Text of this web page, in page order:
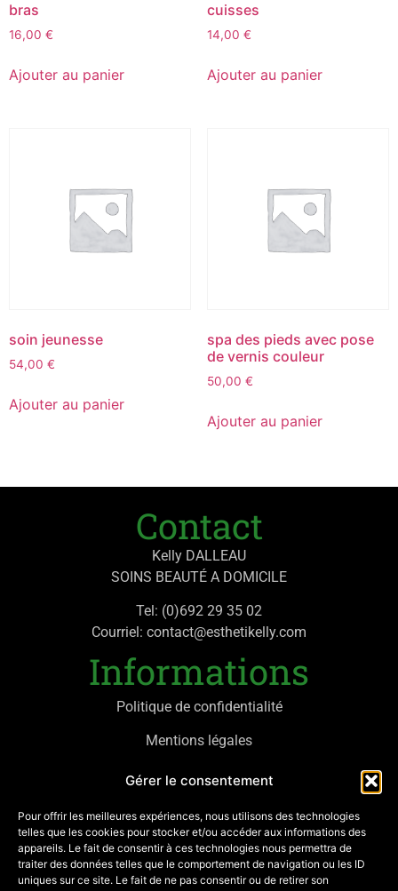
Gérer le consentement
Pour offrir les meilleures expériences, nous utilisons des technologies
telles que les cookies pour stocker et/ou accéder aux informations des
appareils. Le fait de consentir à ces technologies nous permettra de
traiter des données telles que le comportement de navigation ou les ID
uniques sur ce site. Le fait de ne pas consentir ou de retirer son
bras
16,00 €
Ajouter au panier
cuisses
14,00 €
Ajouter au panier
soin jeunesse
54,00 €
Ajouter au panier
spa des pieds avec pose
de vernis couleur
50,00 €
Ajouter au panier
Contact
Kelly DALLEAU
SOINS BEAUTÉ A DOMICILE
Tel: (0)692 29 35 02
Courriel: contact@esthetikelly.com
Informations
Politique de confidentialité
Mentions légales
Mon compte
Contactez-moi
SIRET: 882 303 381 00017
Réseaux